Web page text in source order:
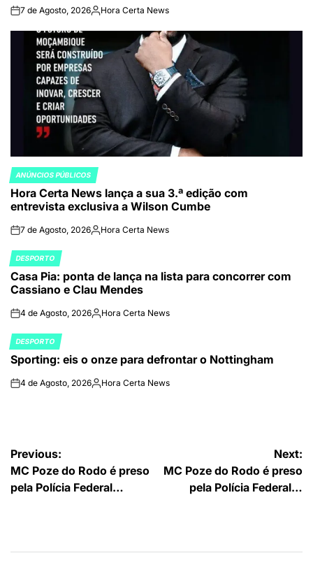
on7 de Agosto, 2026Publicado
Hora Certa News
POSTED
IN
ANÚNCIOS PÚBLICOS
Hora Certa News lança a sua 3.ª edição com
entrevista exclusiva a Wilson Cumbe
on7 de Agosto, 2026Publicado
Hora Certa News
POSTED
IN
DESPORTO
Casa Pia: ponta de lança na lista para concorrer com
Cassiano e Clau Mendes
on4 de Agosto, 2026Publicado
Hora Certa News
POSTED
IN
DESPORTO
Sporting: eis o onze para defrontar o Nottingham
on4 de Agosto, 2026Publicado
Hora Certa News
Navegação
de
Previous:
MC Poze do Rodo é preso
pela Polícia Federal…
Next:
MC Poze do Rodo é preso
pela Polícia Federal…